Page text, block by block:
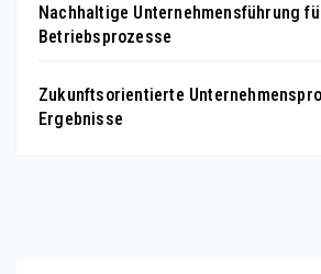
Nachhaltige Unternehmensführung
Betriebsprozesse
Zukunftsorientierte
Ergebnisse